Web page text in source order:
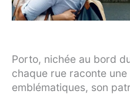
Porto, nichée au bord
chaque rue raconte
emblématiques, son